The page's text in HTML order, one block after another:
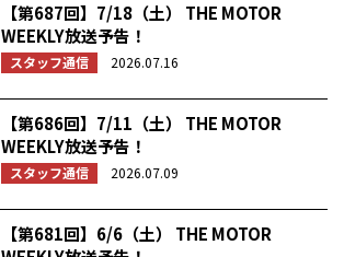
【第687回】7/18（土） THE MOTOR
WEEKLY放送予告！
スタッフ通信 2026.07.16
【第686回】7/11（土） THE MOTOR
WEEKLY放送予告！
スタッフ通信 2026.07.09
【第681回】6/6（土） THE MOTOR